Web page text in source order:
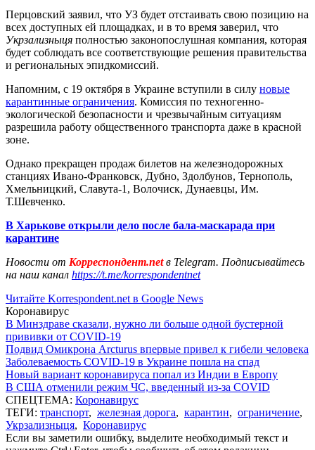
Перцовский заявил, что УЗ будет отстаивать свою позицию на
всех доступных ей площадках, и в то время заверил, что
Укрзализныця полностью законопослушная компания, которая
будет соблюдать все соответствующие решения правительства
и региональных эпидкомиссий.
Напомним, с 19 октября в Украине вступили в силу новые
карантинные ограничения. Комиссия по техногенно-
экологической безопасности и чрезвычайным ситуациям
разрешила работу общественного транспорта даже в красной
зоне.
Однако прекращен продаж билетов на железнодорожных
станциях Ивано-Франковск, Дубно, Здолбунов, Тернополь,
Хмельницкий, Славута-1, Волочиск, Дунаевцы, Им.
Т.Шевченко.
В Харькове открыли дело после бала-маскарада при
карантине
Новости от Корреспондент.netв Telegram. Подписывайтесь
на наш канал https://t.me/korrespondentnet
Читайте Korrespondent.net в Google News
Коронавирус
В Минздраве сказали, нужно ли больше одной бустерной
прививки от COVID-19
Подвид Омикрона Arcturus впервые привел к гибели человека
Заболеваемость COVID-19 в Украине пошла на спад
Новый вариант коронавируса попал из Индии в Европу
В США отменили режим ЧС, введенный из-за COVID
СПЕЦТЕМА: Коронавирус
ТЕГИ: транспорт, железная дорога, карантин, ограничение,
Укрзализныця, Коронавирус
Если вы заметили ошибку, выделите необходимый текст и